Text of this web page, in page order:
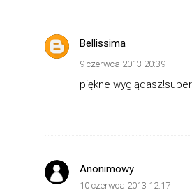
Bellissima
9 czerwca 2013 20:39
piękne
Anonimowy
10 czerwca 2013 12:17